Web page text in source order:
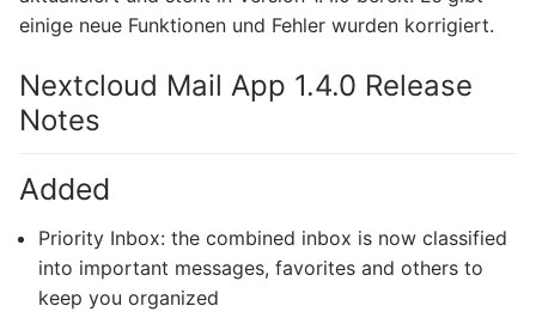
einige neue Funktionen und Fehler wurden korrigiert.
Nextcloud Mail App 1.4.0 Release
Notes
Added
Priority Inbox: the combined inbox is now classified
into important messages, favorites and others to
keep you organized